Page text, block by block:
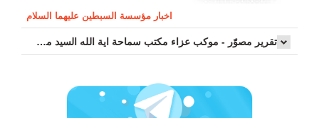
اخبار مؤسسة السبطين عليهما السلام
تقرير مصوّر - موكب عزاء مکتب سماحة اية الله السيد مرتضى الموسوي الاصفهاني في يوم إستشهاد السيدة فاطم...